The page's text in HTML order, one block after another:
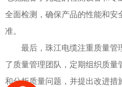
全面检测，确保产品的性能和安
准。
最后，珠江电缆注重质量管
了质量管理团队，定期组织质量
和分析质量问题，并提出改进措